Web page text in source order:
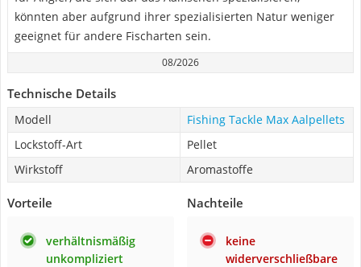
könnten aber aufgrund ihrer spezialisierten Natur weniger
geeignet für andere Fischarten sein.
08/2026
Technische Details
Modell
Fishing Tackle Max Aalpellets
Lockstoff-Art
Pellet
Wirkstoff
Aromastoffe
Vorteile
verhältnismäßig
unkompliziert
Nachteile
keine
widerverschließbare